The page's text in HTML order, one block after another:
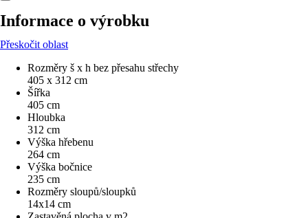
Informace o výrobku
Přeskočit oblast
Rozměry š x h bez přesahu střechy
405 x 312 cm
Šířka
405 cm
Hloubka
312 cm
Výška hřebenu
264 cm
Výška bočnice
235 cm
Rozměry sloupů/sloupků
14x14 cm